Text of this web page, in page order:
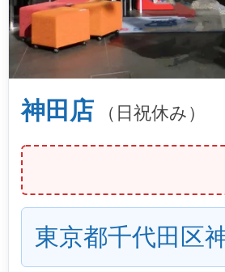
神田店 （日祝休み）
東京都千代田区